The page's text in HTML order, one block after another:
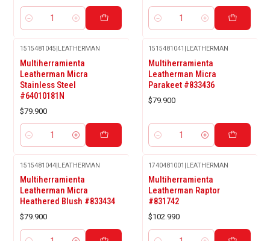
Cantidad Cantidad
1515481045|LEATHERMAN
Multiherramienta
Leatherman Micra
Stainless Steel
#64010181N
$79.900
Cantidad
1515481041 |LEATHERMAN
Multiherramienta
Leatherman Micra
Parakeet #833436
$79.900
Cantidad
1515481044|LEATHERMAN
Multiherramienta
Leatherman Micra
Heathered Blush #833434
$79.900
1740481001 |LEATHERMAN
Multiherramienta
Leatherman Raptor
#831742
$102.990